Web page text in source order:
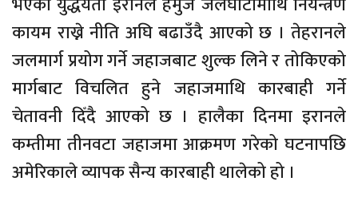
कायम राख्ने नीति अघि बढाउँदै आएको छ । तेहरानले
जलमार्ग प्रयोग गर्ने जहाजबाट शुल्क लिने र तोकिएको
मार्गबाट विचलित हुने जहाजमाथि कारबाही गर्ने
चेतावनी दिँदै आएको छ । हालैका दिनमा इरानले
कम्तीमा तीनवटा जहाजमा आक्रमण गरेको घटनापछि
अमेरिकाले व्यापक सैन्य कारबाही थालेको हो ।